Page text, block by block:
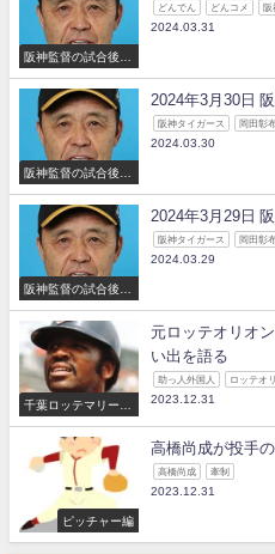
阪神監督の試合後の
コメント
どんでん どんコメ 阪
2024.03.31
阪神監督の試合後の
コメント
2024年3月30日
阪神タイガース 岡田彰
2024.03.30
阪神監督の試合後の
コメント
2024年3月29日
阪神タイガース 岡田彰
2024.03.29
千葉ロッテマリーン
ズ
元ロッテオリオ
い出を語る
助っ人外国人 ロッテオ
2023.12.31
ピッチャー編
高橋尚成が投手
高橋尚成 牽制
2023.12.31